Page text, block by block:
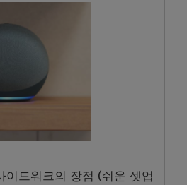
이드워크의 장점 (쉬운 셋업